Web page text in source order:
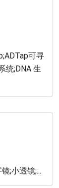
可寻
统;DNA 生
;小透镜;...